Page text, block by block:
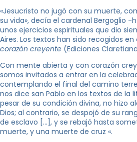
«Jesucristo no jugó con su muerte,
su vida», decía el cardenal Bergoglio -
unos ejercicios espirituales que dio
Aires. Los textos han sido recogidos en
corazón creyente (Ediciones
Con mente abierta y con corazón
somos invitados a entrar en la
contemplando el final del camino
nos dice san Pablo en los textos de la
pesar de su condición divina, no hizo
Dios; al contrario, se despojó de su
de esclavo […], y se rebajó hasta
muerte, y una muerte de cruz «.